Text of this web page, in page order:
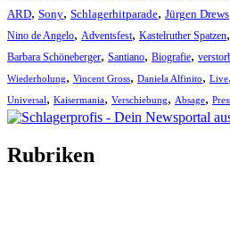
ARD, Sony, Schlagerhitparade, Jürgen Drews
Nino de Angelo, Adventsfest, Kastelruther Spatzen,
Barbara Schöneberger, Santiano, Biografie,
Wiederholung, Vincent Gross, Daniela Alfinito, Live,
Universal, Kaisermania, Verschiebung, Absage,
Rubriken